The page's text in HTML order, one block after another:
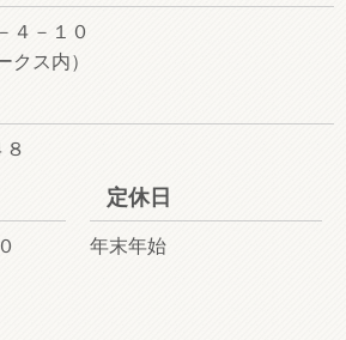
４－１０
クス内）
定休日
年末年始